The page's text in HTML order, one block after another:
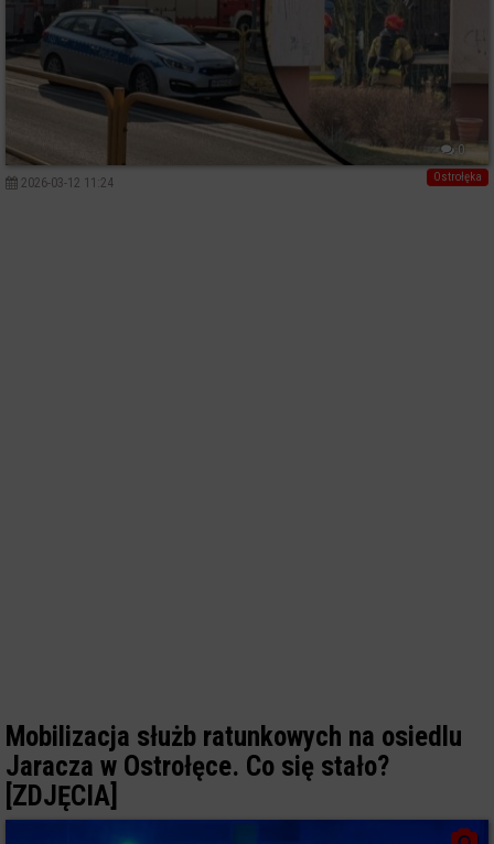
0
Ostrołęka
2026-03-12 11:24
Mobilizacja służb ratunkowych na osiedlu
Jaracza w Ostrołęce. Co się stało?
[ZDJĘCIA]